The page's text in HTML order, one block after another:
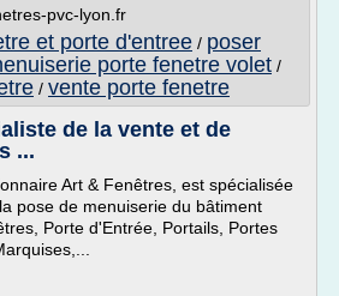
pvc-lyon.fr
et porte d'entree / poser
porte fenetre volet /
/ vente porte fenetre
de la vente et de
...
Art & Fenêtres, est spécialisée
pose de menuiserie du bâtiment
Porte d'Entrée, Portails, Portes